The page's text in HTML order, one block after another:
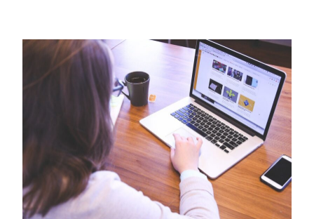
bestämma dig för vilket du ska
Klicka här